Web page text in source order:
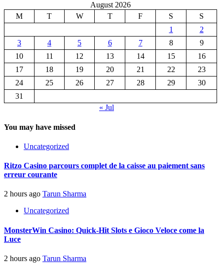
August 2026
M
T W T F S
S
1
2
3
4 5 6 7 8
9
10
11 12 13 14 15
16
17
18 19 20 21 22
23
24
25 26 27 28 29
30
31
« Jul
You may have missed
Uncategorized
Ritzo Casino parcours complet de la caisse au paiement sans
erreur courante
2 hours ago Tarun Sharma
Uncategorized
MonsterWin Casino: Quick‑Hit Slots e Gioco Veloce come la
Luce
2 hours ago Tarun Sharma